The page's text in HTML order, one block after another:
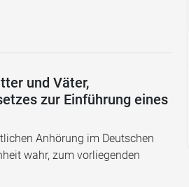
und Väter,
zur Einführung eines
Anhörung im Deutschen
wahr, zum vorliegenden